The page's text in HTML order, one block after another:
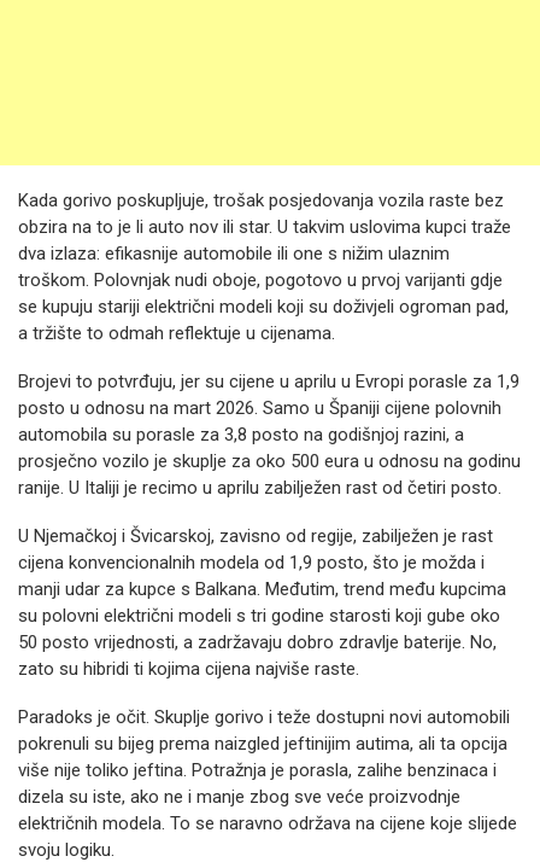
Kada gorivo poskupljuje, trošak posjedovanja vozila raste bez
obzira na to je li auto nov ili star. U takvim uslovima kupci traže
dva izlaza: efikasnije automobile ili one s nižim ulaznim
troškom. Polovnjak nudi oboje, pogotovo u prvoj varijanti gdje
se kupuju stariji električni modeli koji su doživjeli ogroman pad,
a tržište to odmah reflektuje u cijenama.
Brojevi to potvrđuju, jer su cijene u aprilu u Evropi porasle za 1,9
posto u odnosu na mart 2026. Samo u Španiji cijene polovnih
automobila su porasle za 3,8 posto na godišnjoj razini, a
prosječno vozilo je skuplje za oko 500 eura u odnosu na godinu
ranije. U Italiji je recimo u aprilu zabilježen rast od četiri posto.
U Njemačkoj i Švicarskoj, zavisno od regije, zabilježen je rast
cijena konvencionalnih modela od 1,9 posto, što je možda i
manji udar za kupce s Balkana. Međutim, trend među kupcima
su polovni električni modeli s tri godine starosti koji gube oko
50 posto vrijednosti, a zadržavaju dobro zdravlje baterije. No,
zato su hibridi ti kojima cijena najviše raste.
Paradoks je očit. Skuplje gorivo i teže dostupni novi automobili
pokrenuli su bijeg prema naizgled jeftinijim autima, ali ta opcija
više nije toliko jeftina. Potražnja je porasla, zalihe benzinaca i
dizela su iste, ako ne i manje zbog sve veće proizvodnje
električnih modela. To se naravno održava na cijene koje slijede
svoju logiku.